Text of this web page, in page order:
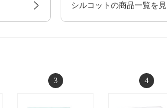
シルコットの商品一覧を
3 4